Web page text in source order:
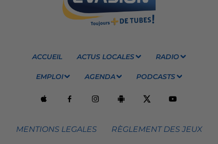
ACCUEIL ACTUS LOCALES RADIO
EMPLOI AGENDA PODCASTS
MENTIONS LEGALES RÈGLEMENT DES JEUX